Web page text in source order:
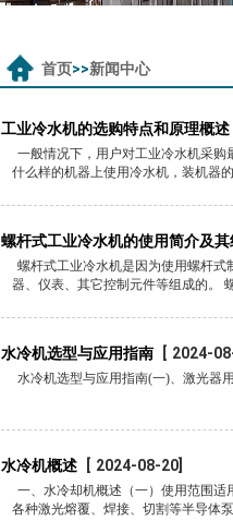
首页>>新闻中心
工业冷水机的选购特点和原理概述
一般情况下，用户对工业冷水机采
什么样的机器上使用冷水机，装机器的
螺杆式工业冷水机的使用简介及
螺杆式工业冷水机是因为使用螺杆
器、仪表、其它控制元件等组成的。
水冷机选型与应用指南 2024-
水冷机选型与应用指南(一)、激光器
水冷机概述 2024-08-20
一、水冷却机概述（一）使用范围
各种激光熔覆、焊接、切割等半导体泵